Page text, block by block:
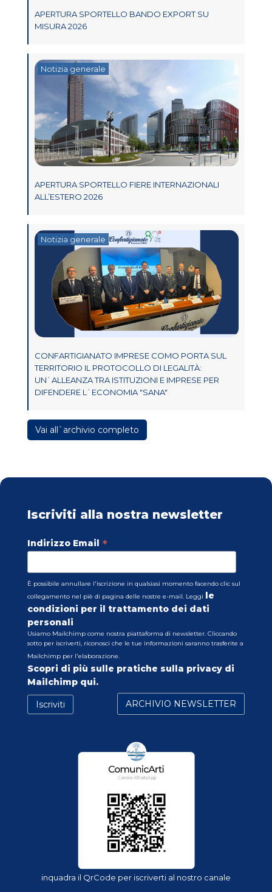
APERTURA SPORTELLO BANDO EXPORT SU
MISURA 2026
Notizia generale
APERTURA SPORTELLO FIERE INTERNAZIONALI
ALL’ESTERO 2026
Notizia generale
CONFARTIGIANATO IMPRESE COMO PORTA SUL
TERRITORIO IL PROTOCOLLO DI LEGALITÀ:
UN`ALLEANZA TRA ISTITUZIONI E IMPRESE PER
DIFENDERE L`ECONOMIA "SANA"
Vai all`archivio completo
Iscriviti alla nostra newsletter
Indirizzo Email *
È possibile annullare l'iscrizione in qualsiasi momento facendo clic sul
collegamento nel piè di pagina delle nostre e-mail. Leggi le
condizioni per il trattamento dei dati
personali
Usiamo Mailchimp come nostra piattaforma di newsletter. Cliccando
sotto per iscriverti, riconosci che le tue informazioni saranno trasferite a
Mailchimp per l'elaborazione.
Scopri di più sulle pratiche sulla privacy di
Mailchimp qui.
inquadra il QrCode per iscriverti al nostro canale